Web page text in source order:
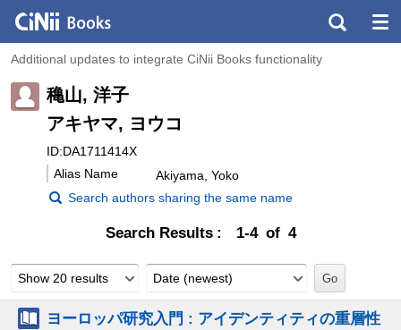
Additional updates to integrate CiNii Books functionality
穐山, 洋子
アキヤマ, ヨウコ
ID:DA1711414X
Alias Name
Akiyama, Yoko
Search authors sharing the same name
Search Results 1-4 of 4
Show 20 results Date (newest)
ヨーロッパ研究入門 : アイデンティティの重層性